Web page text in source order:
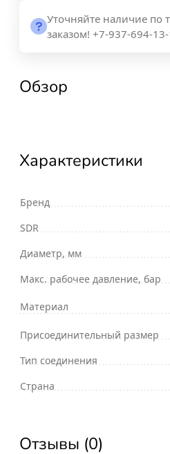
Уточняйте наличие по
заказом! +7-937-694-
Обзор
Характеристики
Бренд
SDR
Диаметр, мм
Макс. рабочее давление, бар
Материал
Присоединительный размер
Тип соединения
Страна
Отзывы (0)